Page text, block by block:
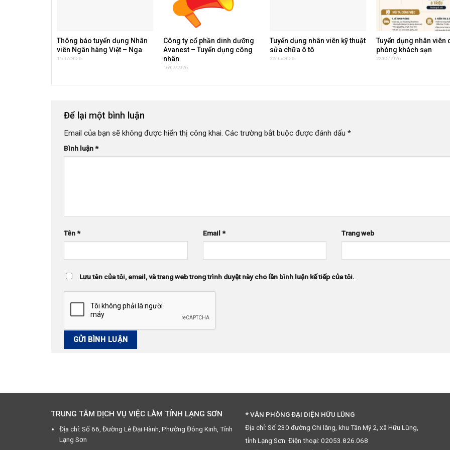
Thông báo tuyển dụng Nhân
viên Ngân hàng Việt – Nga
16/07/2026
Công ty cổ phần dinh dưỡng
Avanest – Tuyển dụng công
nhân
16/07/2026
Tuyển dụng nhân viên kỹ thuật
sửa chữa ô tô
22/05/2026
Tuyển dụng nhân viên
phòng khách sạn
22/05/2026
Để lại một bình luận
Email của bạn sẽ không được hiển thị công khai. Các trường bắt buộc được đánh dấu *
Bình luận*
Tên* Email * Trang web
Lưu tên của tôi, email, và trang web trong trình duyệt này cho lần bình luận kế tiếp của tôi.
TRUNG TÂM DỊCH VỤ VIỆC LÀM TỈNH LẠNG SƠN
Địa chỉ: Số 66, Đường Lê Đại Hành, Phường Đông Kinh, Tỉnh
Lạng Sơn
* VĂN PHÒNG ĐẠI DIỆN HỮU LŨNG
Địa chỉ: Số 230 đường Chi lăng, khu Tân Mỹ 2, xã Hữu Lũng,
tỉnh Lạng Sơn. Điện thoại: 02053.826.068